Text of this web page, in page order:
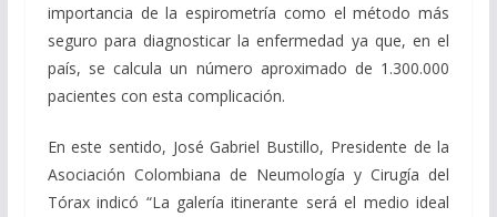
importancia de la espirometría como el método más
seguro para diagnosticar la enfermedad ya que, en el
país, se calcula un número aproximado de 1.300.000
pacientes con esta complicación.
En este sentido, José Gabriel Bustillo, Presidente de la
Asociación Colombiana de Neumología y Cirugía del
Tórax indicó “La galería itinerante será el medio ideal